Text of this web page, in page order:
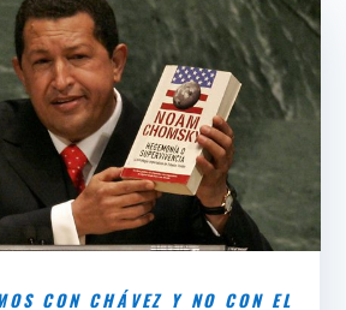
CON CHÁVEZ Y NO CON EL